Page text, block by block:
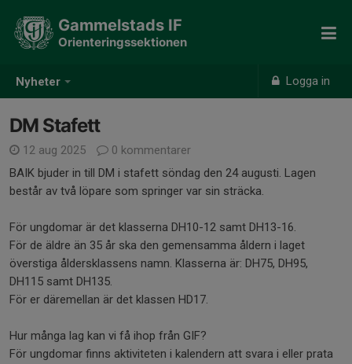
Nyheter Logga in
Gammelstads IF
Orienteringssektionen
DM Stafett
12 aug 2025
0 kommentarer
BAIK bjuder in till DM i stafett söndag den 24 augusti. Lagen
består av två löpare som springer var sin sträcka.
För ungdomar är det klasserna DH10-12 samt DH13-16.
För de äldre än 35 år ska den gemensamma åldern i laget
överstiga åldersklassens namn. Klasserna är: DH75, DH95,
DH115 samt DH135.
För er däremellan är det klassen HD17.
Hur många lag kan vi få ihop från GIF?
För ungdomar finns aktiviteten i kalendern att svara i eller prata